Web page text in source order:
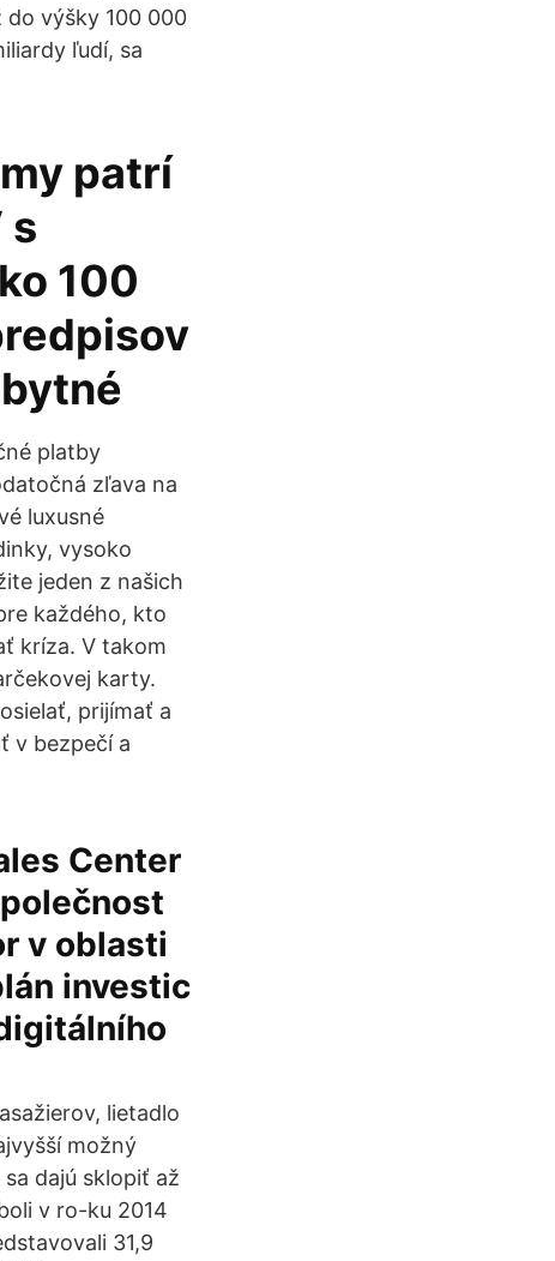
do výšky 100 000
ľudí, sa
patrí
s
100
platby
zľava na
luxusné
vysoko
jeden z našich
každého, kto
kríza. V takom
karty.
prijímať a
v bezpečí a
Center
v oblasti
investic
lietadlo
možný
dajú sklopiť až
v ro-ku 2014
31,9